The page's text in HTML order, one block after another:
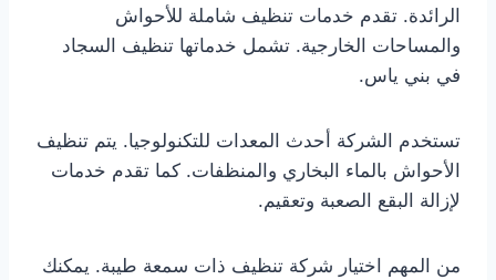
الرائدة. تقدم خدمات تنظيف شاملة للأحواش
والمساحات الخارجية. تشمل خدماتها تنظيف السجاد
في بني ياس.
تستخدم الشركة أحدث المعدات للتكنولوجيا. يتم تنظيف
الأحواش بالماء البخاري والمنظفات. كما تقدم خدمات
لإزالة البقع الصعبة وتعقيم.
من المهم اختيار شركة تنظيف ذات سمعة طيبة. يمكنك